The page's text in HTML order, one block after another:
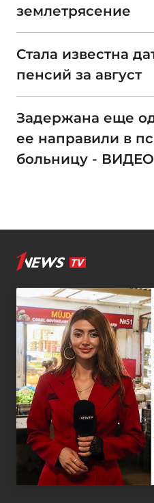
землетрясение
Стала известна
пенсий за август
Задержана еще
ее направили в
больницу - ВИДЕО